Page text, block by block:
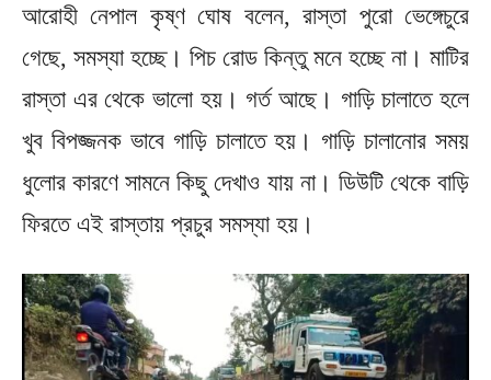
আরোহী নেপাল কৃষ্ণ ঘোষ বলেন, রাস্তা পুরো ভেঙ্গেচুরে
গেছে, সমস্যা হচ্ছে। পিচ রোড কিন্তু মনে হচ্ছে না। মাটির
রাস্তা এর থেকে ভালো হয়। গর্ত আছে। গাড়ি চালাতে হলে
খুব বিপজ্জনক ভাবে গাড়ি চালাতে হয়। গাড়ি চালানোর সময়
ধুলোর কারণে সামনে কিছু দেখাও যায় না। ডিউটি থেকে বাড়ি
ফিরতে এই রাস্তায় প্রচুর সমস্যা হয়।